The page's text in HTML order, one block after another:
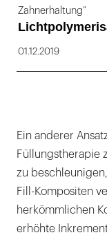
Zahnerhaltung“
01.12.2019
Ein anderer
Füllungstherapie
zu
Fill-Kompositen
herkömmlichen
erhöhte